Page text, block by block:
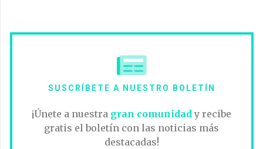
SUSCRÍBETE A NUESTRO BOLETÍN
¡Únete a nuestra gran comunidady recibe
gratis el boletín con las noticias más
destacadas!